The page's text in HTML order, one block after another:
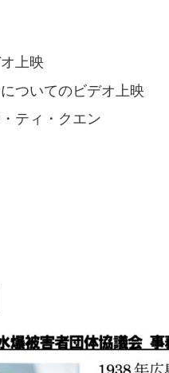
上映
ついてのビデオ上映
ティ・クエン